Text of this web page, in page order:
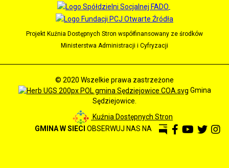
Projekt Kuźnia Dostępnych Stron współfinansowany ze środków
Ministerstwa Administracji i Cyfryzacji
© 2020 Wszelkie prawa zastrzeżone
Gmina
Sędziejowice.
Kuźnia Dostępnych Stron
GMINA W SIECI OBSERWUJ NAS NA